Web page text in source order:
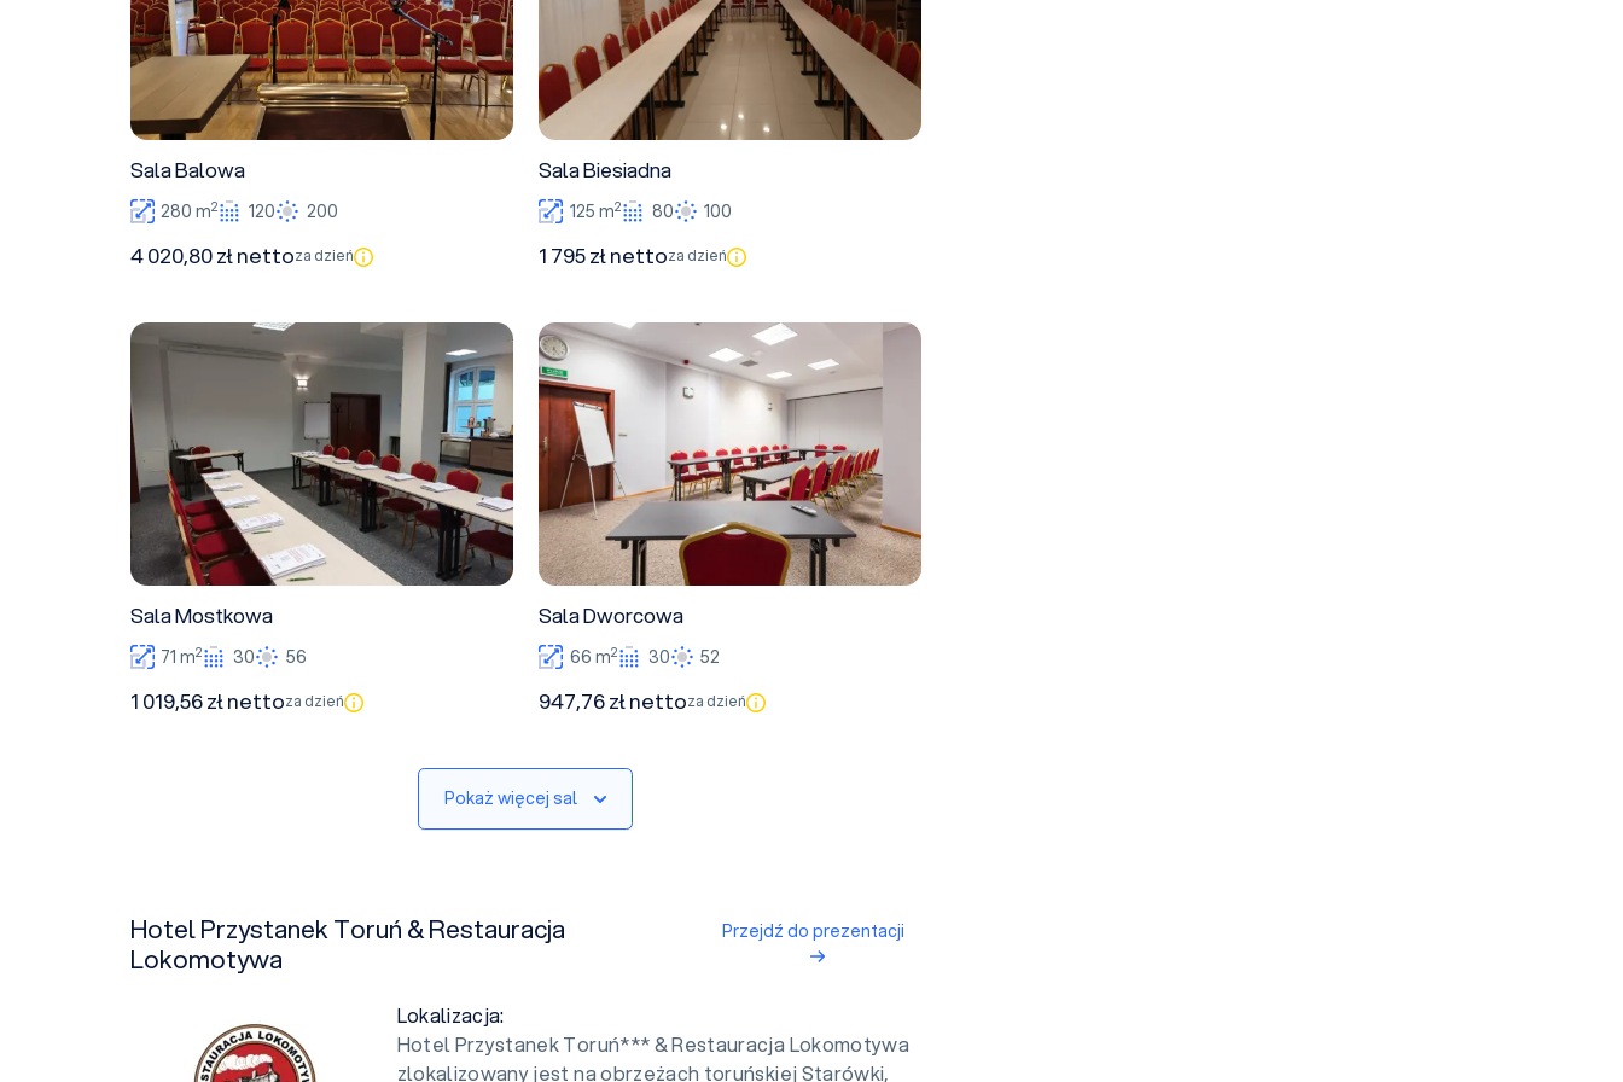
Sala Balowa
280 m2 120 200
4 020,80 zł nettoza dzień
Sala Biesiadna
125 m2 80 100
1 795 zł nettoza dzień
Sala Mostkowa
Sala Mostkowa
71 m2 30 56
1 019,56 zł nettoza dzień
Sala Dworcowa
Sala Dworcowa
66 m2 30 52
947,76 zł nettoza dzień
Pokaż więcej sal
Hotel Przystanek Toruń & Restauracja
Lokomotywa
Przejdź do prezentacji
Lokalizacja:
Hotel Przystanek Toruń*** & Restauracja Lokomotywa
zlokalizowany jest na obrzeżach toruńskiej Starówki,